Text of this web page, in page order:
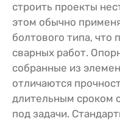
строить проекты
этом обычно
болтового типа, что
сварных работ.
собранные из
отличаются
длительным сроком
под задачи.